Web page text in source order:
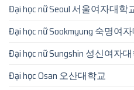
Đại học nữ Seoul 서울여자대학
Đại học nữ Sookmyung 숙명여
Đại học nữ Sungshin 성신여자
Đại học Osan 오산대학교